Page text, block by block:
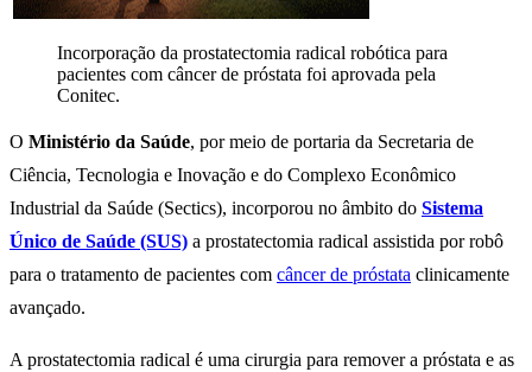
Incorporação da prostatectomia radical robótica para
pacientes com câncer de próstata foi aprovada pela
Conitec.
O Ministério da Saúde, por meio de portaria da Secretaria de
Ciência, Tecnologia e Inovação e do Complexo Econômico
Industrial da Saúde (Sectics), incorporou no âmbito do Sistema
Único de Saúde (SUS) a prostatectomia radical assistida por robô
para o tratamento de pacientes com câncer de próstata clinicamente
avançado.
A prostatectomia radical é uma cirurgia para remover a próstata e as